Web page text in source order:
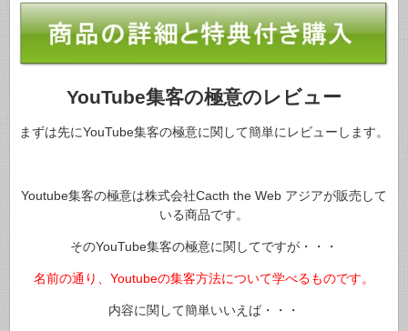
YouTube集客の極意のレビュー
まずは先にYouTube集客の極意に関して簡単にレビューします。
Youtube集客の極意は株式会社Cacth the Web アジアが販売して
いる商品です。
そのYouTube集客の極意に関してですが・・・
名前の通り、Youtubeの集客方法について学べるものです。
内容に関して簡単いいえば・・・